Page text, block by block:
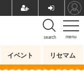
menu
search
イベント リセマム